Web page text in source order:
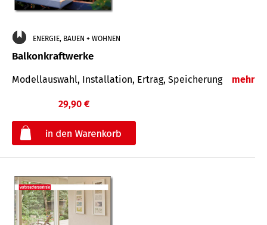
ENERGIE, BAUEN + WOHNEN
Balkonkraftwerke
Modellauswahl, Installation, Ertrag, Speicherung mehr
29,90 €